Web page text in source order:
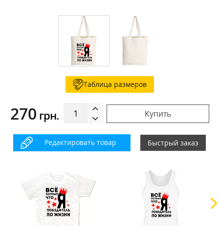
Таблица размеров
270 грн. Купить
Редактировать товар Быстрый заказ